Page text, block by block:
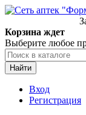
Корзина ждет
Выберите любое
Найти
Вход
Регистрация